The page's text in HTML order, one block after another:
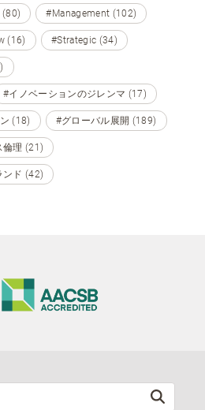
(80) #Management (102)
(16) #Strategic (34)
#イノベーションのジレンマ (17)
(18) #グローバル展開 (189)
倫理 (21)
ンド (42)